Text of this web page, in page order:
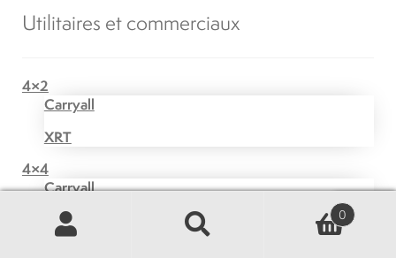
Utilitaires et commerciaux
4×2
Carryall
XRT
4×4
Carryall
XRT
Recherche
Recherche
0